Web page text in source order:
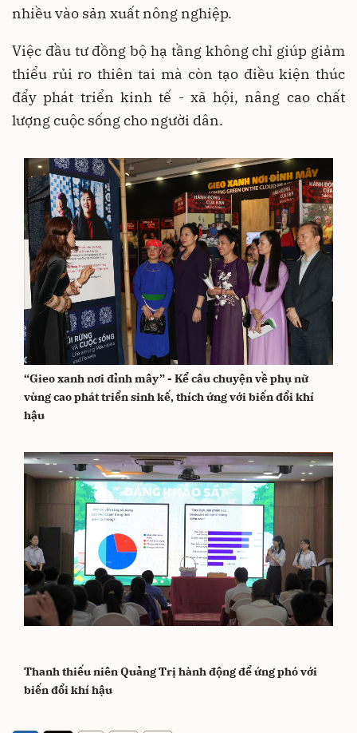
nhiều vào sản xuất nông nghiệp.
Việc đầu tư đồng bộ hạ tầng không chỉ giúp giảm
thiểu rủi ro thiên tai mà còn tạo điều kiện thúc
đẩy phát triển kinh tế - xã hội, nâng cao chất
lượng cuộc sống cho người dân.
“Gieo xanh nơi đỉnh mây” - Kể câu chuyện về phụ nữ
vùng cao phát triển sinh kế, thích ứng với biến đổi khí
hậu
Thanh thiếu niên Quảng Trị hành động để ứng phó với
biến đổi khí hậu